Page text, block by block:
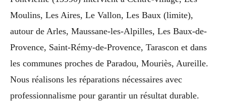
Moulins, Les Aires, Le Vallon, Les Baux (limite),
autour de Arles, Maussane-les-Alpilles, Les Baux-de-
Provence, Saint-Rémy-de-Provence, Tarascon et dans
les communes proches de Paradou, Mouriès, Aureille.
Nous réalisons les réparations nécessaires avec
professionnalisme pour garantir un résultat durable.